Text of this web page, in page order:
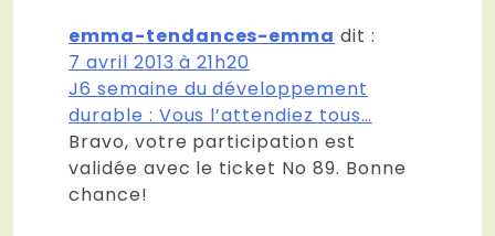
emma-tendances-emma dit :
7 avril 2013 à 21h20
J6 semaine du développement
durable : Vous l’attendiez tous…
Bravo, votre participation est
validée avec le ticket No 89. Bonne
chance!